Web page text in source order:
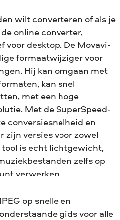
wilt converteren of als je
online converter,
voor desktop. De Movavi-
formaatwijziger voor
Hij kan omgaan met
kan snel
met een hoge
Met de SuperSpeed-
conversiesnelheid en
zijn versies voor zowel
is echt lichtgewicht,
zelfs op
verwerken.
op snelle en
gids voor alle